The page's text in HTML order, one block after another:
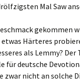
Mal Saw
gekommen
Härteres
als Lemmy? Der
für deutsche
zwar nicht an solche